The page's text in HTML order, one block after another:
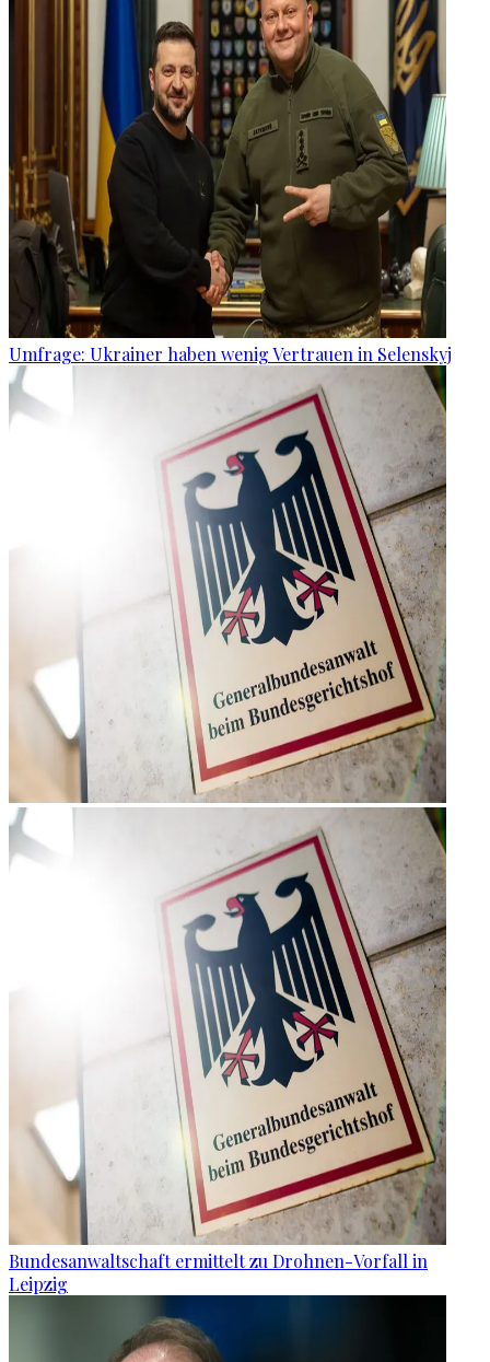
Umfrage: Ukrainer haben wenig Vertrauen in Selenskyj
Bundesanwaltschaft ermittelt zu Drohnen-Vorfall in
Leipzig